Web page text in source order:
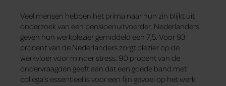
Veel mensen hebben het prima naar hun zin blijkt uit
onderzoek van een pensioenuitvoerder. Nederlanders
geven hun werkplezier gemiddeld een 7,5. Voor 93
procent van de Nederlanders zorgt plezier op de
werkvloer voor minder stress. 90 procent van de
ondervraagden geeft aan dat een goede band met
collega’s essentieel is voor een fijn gevoel op het werk.